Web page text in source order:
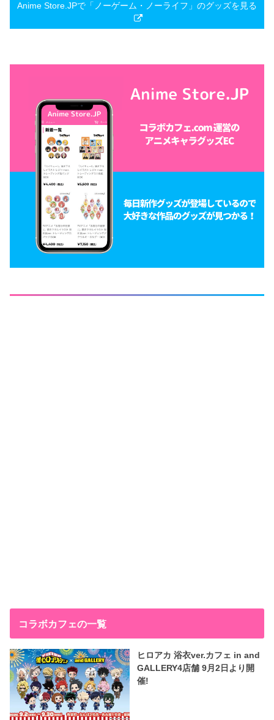
Anime Store.JPで「ノーゲーム・ノーライフ」のグッズを見る
コラボカフェの一覧
ヒロアカ 浴衣ver.カフェ in and
GALLERY4店舗 9月2日より開
催!